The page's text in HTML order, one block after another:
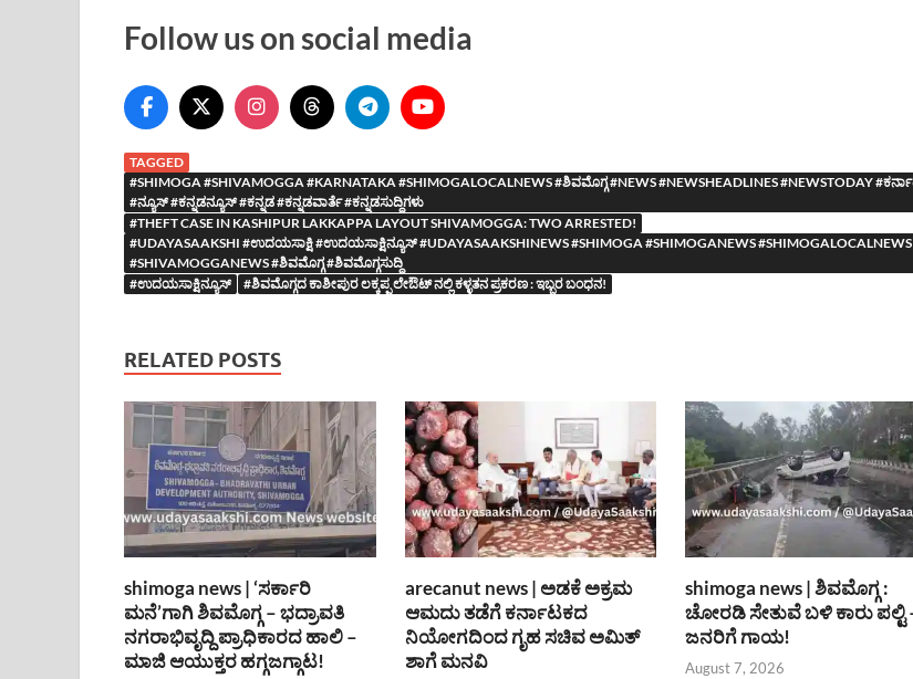
Follow us on social media
TAGGED
#SHIMOGA #SHIVAMOGGA #KARNATAKA #SHIMOGALOCALNEWS #ಶಿವಮೊಗ್ಗ #NEWS #NEWSHEADLINES #NEWSTODAY
#ನ್ಯೂಸ್ #ಕನ್ನಡನ್ಯೂಸ್ #ಕನ್ನಡ #ಕನ್ನಡವಾರ್ತೆ #ಕನ್ನಡಸುದ್ದಿಗಳು
#THEFT CASE IN KASHIPUR LAKKAPPA LAYOUT SHIVAMOGGA: TWO ARRESTED!
#UDAYASAAKSHI #ಉದಯಸಾಕ್ಷಿ #ಉದಯಸಾಕ್ಷಿನ್ಯೂಸ್ #UDAYASAAKSHINEWS #SHIMOGA #SHIMOGANEWS #SHIMOGALOCALNEWS
#SHIVAMOGGANEWS #ಶಿವಮೊಗ್ಗ #ಶಿವಮೊಗ್ಗಸುದ್ದಿ
#ಉದಯಸಾಕ್ಷಿನ್ಯೂಸ್
#ಶಿವಮೊಗ್ಗದ ಕಾಶೀಪುರ ಲಕ್ಕಪ್ಪ ಲೇಔಟ್ ನಲ್ಲಿ ಕಳ್ಳತನ ಪ್ರಕರಣ : ಇಬ್ಬರ ಬಂಧನ!
RELATED POSTS
shimoga news | ‘ಸರ್ಕಾರಿ
ಮನೆ’ಗಾಗಿ ಶಿವಮೊಗ್ಗ – ಭದ್ರಾವತಿ
ನಗರಾಭಿವೃದ್ದಿ ಪ್ರಾಧಿಕಾರದ ಹಾಲಿ –
ಮಾಜಿ ಆಯುಕ್ತರ ಹಗ್ಗಜಗ್ಗಾಟ!
arecanut news | ಅಡಕೆ ಅಕ್ರಮ
ಆಮದು ತಡೆಗೆ ಕರ್ನಾಟಕದ
ನಿಯೋಗದಿಂದ ಗೃಹ ಸಚಿವ ಅಮಿತ್
ಶಾಗೆ ಮನವಿ
shimoga news | ಶಿವಮೊಗ್ಗ :
ಚೋರಡಿ ಸೇತುವೆ ಬಳಿ ಕಾರು ಪಲ್ಟಿ
ಜನರಿಗೆ ಗಾಯ!
August 7, 2026